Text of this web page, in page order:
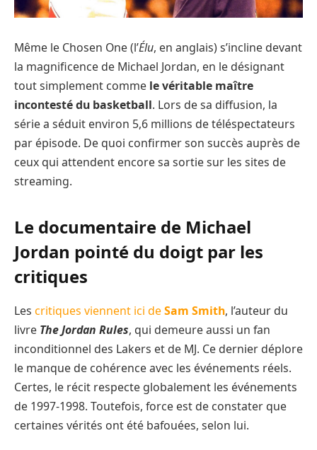
Même le Chosen One (l’Élu, en anglais) s’incline devant
la magnificence de Michael Jordan, en le désignant
tout simplement comme le véritable maître
incontesté du basketball. Lors de sa diffusion, la
série a séduit environ 5,6 millions de téléspectateurs
par épisode. De quoi confirmer son succès auprès de
ceux qui attendent encore sa sortie sur les sites de
streaming.
Le documentaire de Michael
Jordan pointé du doigt par les
critiques
Les critiques viennent ici deSam Smith, l’auteur du
livre The Jordan Rules, qui demeure aussi un fan
inconditionnel des Lakers et de MJ. Ce dernier déplore
le manque de cohérence avec les événements réels.
Certes, le récit respecte globalement les événements
de 1997-1998. Toutefois, force est de constater que
certaines vérités ont été bafouées, selon lui.